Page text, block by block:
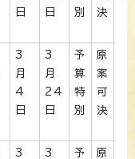
日
日
別
決
3
月
4
日
3
月
24
日
予
算
特
別
原
案
可
決
3
3
予
原